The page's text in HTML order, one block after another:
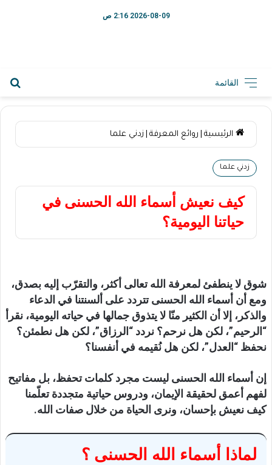
2026-08-09 2:16 ص
القائمة
الرئيسية روائع المعرفة زدني علما
زدني علما
كيف نعيش أسماء الله الحسنى في
حياتنا اليومية؟
شوق لا ينطفئ لمعرفة الله تعالى أكثر، والتقرّب إليه بصدق،
ومع أن أسماء الله الحسنى تتردد على ألسنتنا في الدعاء
والذكر، إلا أن الكثير منّا لا يتذوق جمالها في حياته اليومية، نقرأ
“الرحيم”، لكن هل نرحم؟ نردد “الرزاق”، لكن هل نطمئن؟
نحفظ “العدل”، لكن هل نُقيمه في أنفسنا؟
إن أسماء الله الحسنى ليست مجرد كلمات تحفظ، بل مفاتيح
لفهم أعمق لحقيقة الإيمان، ودروس حياتية متجددة تعلّمنا
كيف نعيش بإحسان، ونرى الحياة من خلال صفات الله.
لماذا أسماء الله الحسنى ؟